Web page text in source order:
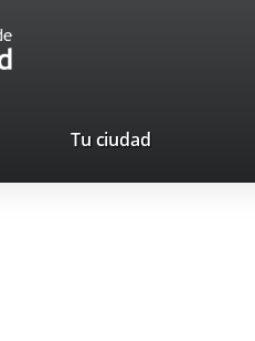
Tu ciudad